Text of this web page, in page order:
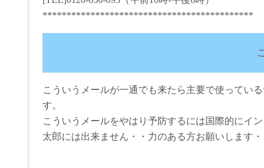
********************************************
こういうメールが一通でも来たら主要で使ってい
す。
こういうメールをやはり予防するには国際的にイ
太郎には出来ません・・力のある方お願いします